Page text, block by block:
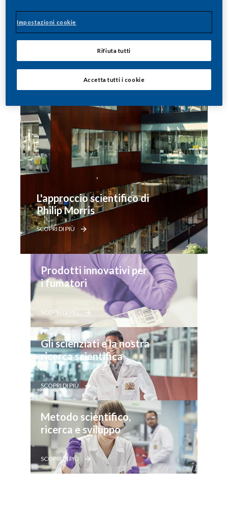
L'approccio scientifico di
Philip Morris
SCOPRI DI PIÙ
Metodo scientifico,
ricerca e sviluppo
SCOPRI DI PIÙ
Prodotti innovativi per
i fumatori
SCOPRI DI PIÙ
Gli scienziati e la nostra
ricerca scientifica
SCOPRI DI PIÙ
Impostazioni cookie
Rifiuta tutti
Accetta tutti i cookie